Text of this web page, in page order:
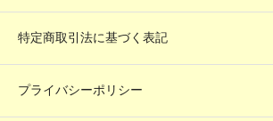
特定商取引法に基づく表記
プライバシーポリシー